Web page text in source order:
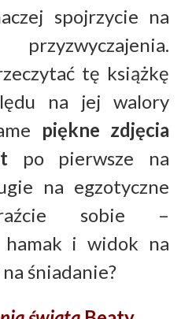
spojrzycie na
tę książkę
na jej walory
piękne zdjęcia
po pierwsze na
na egzotyczne
sobie –
hamak i widok na
śniadanie?